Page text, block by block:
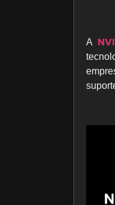
A